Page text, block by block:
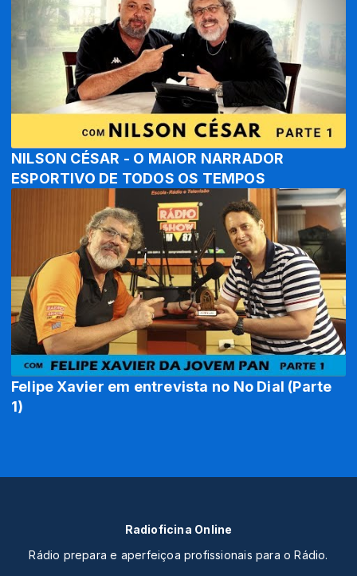
NILSON CÉSAR - O MAIOR NARRADOR
ESPORTIVO DE TODOS OS TEMPOS
Felipe Xavier em entrevista no No Dial (Parte
1)
Radioficina Online
Rádio prepara e aperfeiçoa profissionais para o Rádio.